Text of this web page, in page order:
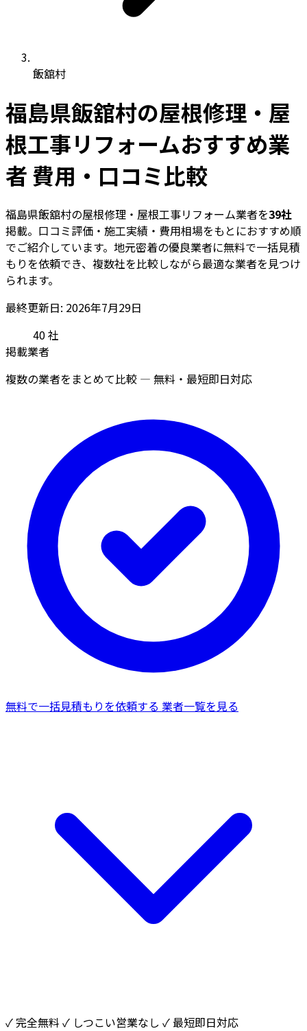
飯舘村
福島県飯舘村の屋根修理・屋
根工事リフォームおすすめ業
者 費用・口コミ比較
福島県飯舘村の屋根修理・屋根工事リフォーム業者を39社
掲載。口コミ評価・施工実績・費用相場をもとにおすすめ順
でご紹介しています。地元密着の優良業者に無料で一括見積
もりを依頼でき、複数社を比較しながら最適な業者を見つけ
られます。
最終更新日: 2026年7月29日
40社
掲載業者
複数の業者をまとめて比較 — 無料・最短即日対応
無料で一括見積もりを依頼する 業者一覧を見る
✓ 完全無料 ✓ しつこい営業なし ✓ 最短即日対応